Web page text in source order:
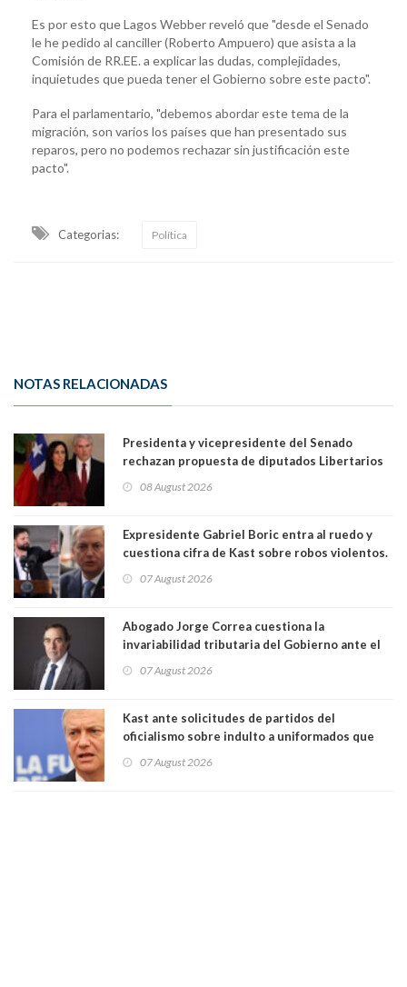
Es por esto que Lagos Webber reveló que "desde el Senado
le he pedido al canciller (Roberto Ampuero) que asista a la
Comisión de RR.EE. a explicar las dudas, complejidades,
inquietudes que pueda tener el Gobierno sobre este pacto".
Para el parlamentario, "debemos abordar este tema de la
migración, son varios los países que han presentado sus
reparos, pero no podemos rechazar sin justificación este
pacto".
Categorias: Política
NOTAS RELACIONADAS
Presidenta y vicepresidente del Senado
rechazan propuesta de diputados Libertarios
"Constituye un camino equivocado"
08 August 2026
Expresidente Gabriel Boric entra al ruedo y
cuestiona cifra de Kast sobre robos violentos.
07 August 2026
Abogado Jorge Correa cuestiona la
invariabilidad tributaria del Gobierno ante el
democracia” y "defendemos la alternancia en el
07 August 2026
Kast ante solicitudes de partidos del
oficialismo sobre indulto a uniformados que
07 August 2026